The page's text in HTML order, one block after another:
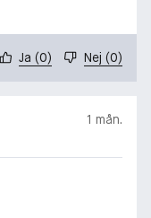
Ja (0) Nej (0)
1 mån.